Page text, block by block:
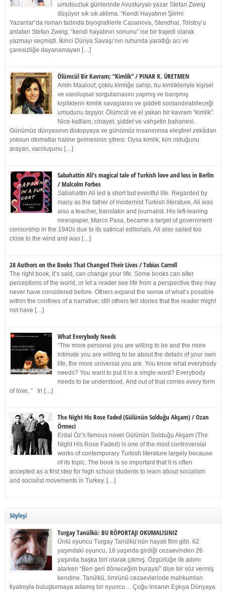
umutsuzluk günlerinde Avusturyalı yazar Stefan Zweig
düşüyor sık sık aklıma. “Kendi Hayatının Şiirini
Yazanlar”da roman tadında biyografilerle Casanova, Stendhal, Tolstoy’u
anlatan Stefan Zweig, “kendi hayatının sonunu” ise bir trajedi olarak
yazmayı seçmişti. İkinci Dünya Savaşı’nın ruhunda yarattığı acı ve
çaresizliğe dayanamayan […]
Ölümcül Bir Kavram; “Kimlik” / PINAR K. ÜRETMEN
Amin Maalouf, çoklu kimliğe sahip, bu kimlikleriyle kişisel
ve varoluşsal sorgulamasını yapmış ve barışmış
kişiliklerin kimlik savaşlarını ve şiddeti sonlandırabileceği
umudunu taşıyor. Ölümcül ve el yakan bir kavram “kimlik”.
Nice katliam, cinayet, şiddet ve vahşetin bahanesi.
Günümüz dünyasının distopyaya ve günümüz insanınınsa eleştirel zekâdan
yoksun otomatlar haline gelmesinin şifresi. Oysa kimlik, kim olduğunu
arayan, varoluşunu […]
Sabahattin Ali’s magical tale of Turkish love and loss in Berlin
/ Malcolm Forbes
Sabahattin Ali led a short but eventful life. Regarded by
many as the father of modernist Turkish literature, Ali was
also a teacher, translator and journalist. His left-leaning
newspaper, Marco Pasa, became a target of government
censorship in the 1940s due to its satirical editorials. Ali also sailed too
close to the wind and was […]
28 Authors on the Books That Changed Their Lives / Tobias Carroll
The right book, it’s said, can change your life. Some books can alter
perceptions of the world, or let a reader see life from a perspective they may
never have considered before. Others expand the sense of what’s possible
within the confines of a narrative; still others tell stories that the reader might
not have […]
What Everybody Needs
“The more personal you are willing to be and the more
intimate you are willing to be about the details of your own
life, the more universal you are. You know what everybody
needs? You want to put it in a single word? Everybody
needs to be understood. And out of that comes every form
of love. ” In […]
The Night His Rose Faded (Gülünün Solduğu Akşam) / Ozan
Örmeci
Erdal Öz’s famous novel Gülünün Solduğu Akşam (The
Night His Rose Faded) is one of the most controversial
works of contemporary Turkish literature largely because
of its topic. The book is so important that it is often
accepted as a first step for high school students to learn about socialism
and socialist movements in Turkey. […]
Söyleşi
Turgay Tanülkü: BU RÖPORTAJI OKUMALISINIZ
Ünlü oyuncu Turgay Tanülkü’nün hayatı film gibi. 62
yaşındaki oyuncu, 18 yaşında girdiği cezaevinden 26
yaşında başka biri olarak çıkmış. Özgürlüğe ilk adımı
atarken “Ben geri döneceğim buraya!” diye bir söz vermiş
kendine. Tanülkü, ömrünü cezaevlerinde mahkumları
tiyatroyla buluşturmaya adamış bir oyuncu… Çoğu insanın Eşkıya Dünyaya